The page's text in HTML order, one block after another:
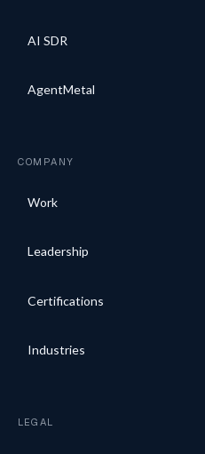
AI SDR
AgentMetal
COMPANY
Work
Leadership
Certifications
Industries
LEGAL